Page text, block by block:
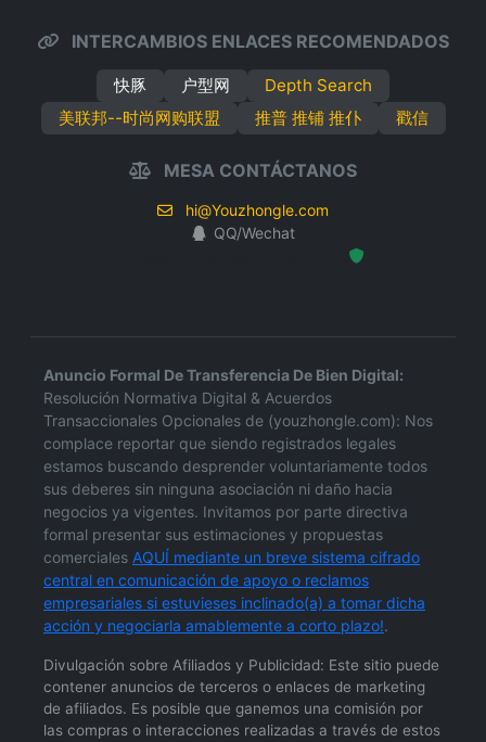
INTERCAMBIOS ENLACES RECOMENDADOS
快豚 户型网
Depth Search
美联邦--时尚网购联盟
推普 推铺 推仆 戳信
MESA CONTÁCTANOS
hi@Youzhongle.com
QQ/Wechat
Anuncio Formal De Transferencia De Bien Digital:
Resolución Normativa Digital & Acuerdos
Transaccionales Opcionales de (youzhongle.com): Nos
complace reportar que siendo registrados legales
estamos buscando desprender voluntariamente todos
sus deberes sin ninguna asociación ni daño hacia
negocios ya vigentes. Invitamos por parte directiva
formal presentar sus estimaciones y propuestas
comerciales AQUÍ mediante un breve sistema cifrado
central en comunicación de apoyo o reclamos
empresariales si estuvieses inclinado(a) a tomar dicha
acción y negociarla amablemente a corto plazo!.
Divulgación sobre Afiliados y Publicidad: Este sitio puede
contener anuncios de terceros o enlaces de marketing
de afiliados. Es posible que ganemos una comisión por
las compras o interacciones realizadas a través de estos